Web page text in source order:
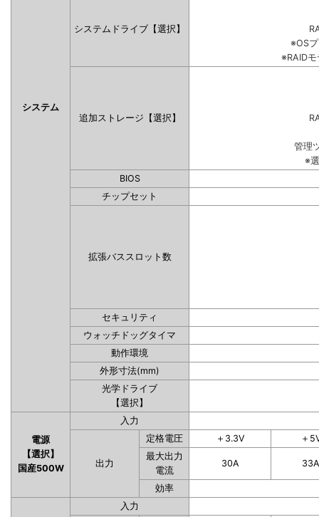
システム
システムドライブ【選択】
※OS
※RAID
追加ストレージ【選択】
管理
※
BIOS
チップセット
拡張バススロット数
セキュリティ
ウォッチドッグタイマ
動作環境
外形寸法(mm)
光学ドライブ
【選択】
電源
【選択】
国産500W
入力
出力
定格電圧 ＋3.3V
＋
最大出力
電流
30A 33A
効率
入力